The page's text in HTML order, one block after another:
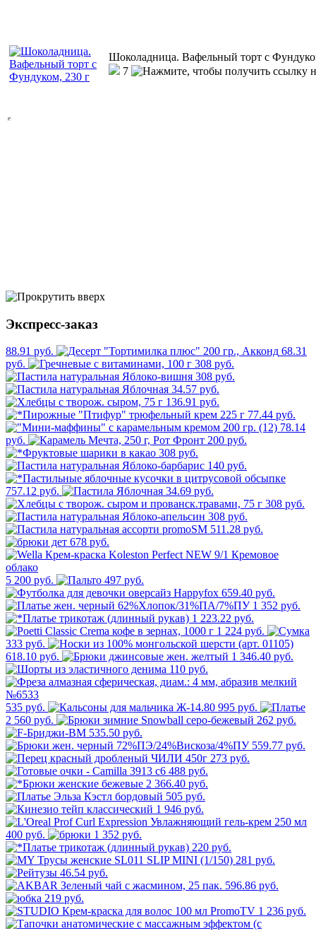
Шоколадница. Вафельный торт с
7
Экспресс-заказ
88.91 руб.
68.31
руб.
308 руб.
308 руб.
34.57 руб.
136.91 руб.
77.44 руб.
78.14
руб.
200 руб.
308 руб.
140 руб.
757.12 руб.
34.69 руб.
308 руб.
308 руб.
511.28 руб.
678 руб.
5 200 руб.
497 руб.
659.40 руб.
1 352 руб.
1 223.22 руб.
1 224 руб.
333 руб.
618.10 руб.
1 346.40 руб.
110 руб.
535 руб.
995 руб.
2 560 руб.
262 руб.
535.50 руб.
559.77 руб.
273 руб.
488 руб.
2 366.40 руб.
505 руб.
1 946 руб.
400 руб.
1 352 руб.
220 руб.
281 руб.
46.54 руб.
596.86 руб.
219 руб.
1 236 руб.